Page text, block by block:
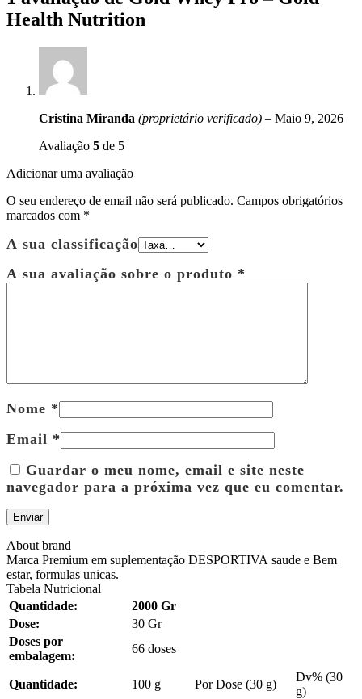
Health Nutrition
Cristina Miranda (proprietário verificado) – Maio 9, 2026
Avaliação 5 de 5
Adicionar uma avaliação
O seu endereço de email não será publicado. Campos obrigatórios
marcados com *
A sua classificação
A sua avaliação sobre o produto *
Nome *
Email *
Guardar o meu nome, email e site neste
navegador para a próxima vez que eu comentar.
About brand
Marca Premium em suplementação DESPORTIVA saude e Bem
estar, formulas unicas.
Tabela Nutricional
Quantidade:
2000 Gr
Dose:
30 Gr
Doses por
embalagem:
66 doses
Quantidade: 100 g Por Dose (30 g)
Dv% (30
g)